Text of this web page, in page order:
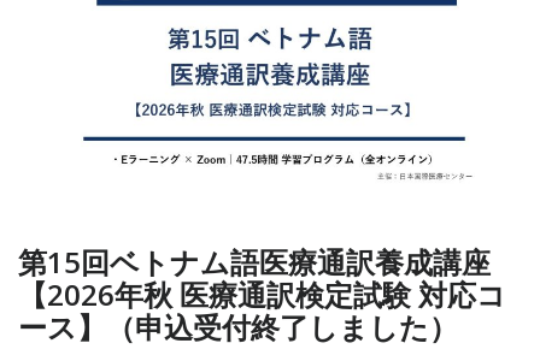
第15回ベトナム語医療通訳養成講座
【2026年秋 医療通訳検定試験 対応コ
ース】（申込受付終了しました）